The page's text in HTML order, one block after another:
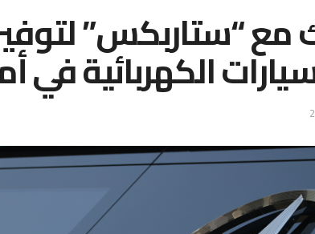
“ستاربكس”
الكهربائية في